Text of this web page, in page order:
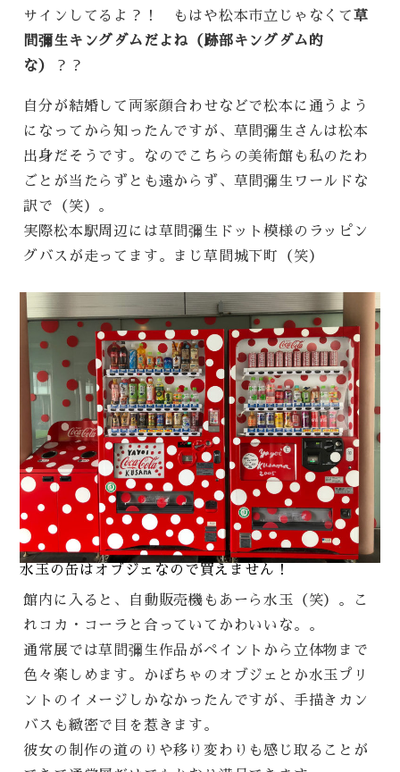
サインしてるよ？！ もはや松本市立じゃなくて草
間彌生キングダムだよね（跡部キングダム的
な）
？？
自分が結婚して両家顔合わせなどで松本に通うよう
になってから知ったんですが、草間彌生さんは松本
出身だそうです。なのでこちらの美術館も私のたわ
ごとが当たらずとも遠からず、草間彌生ワールドな
訳で（笑）。
実際松本駅周辺には草間彌生ドット模様のラッピン
グバスが走ってます。まじ草間城下町（笑）
水玉の缶はオブジェなので買えません！
館内に入ると、自動販売機もあーら水玉（笑）。こ
れコカ・コーラと合っていてかわいいな。。
通常展では草間彌生作品がペイントから立体物まで
色々楽しめます。かぼちゃのオブジェとか水玉プリ
ントのイメージしかなかったんですが、手描きカン
バスも緻密で目を惹きます。
彼女の制作の道のりや移り変わりも感じ取ることが